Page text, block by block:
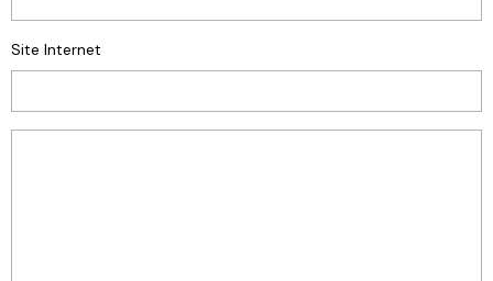
Site Internet